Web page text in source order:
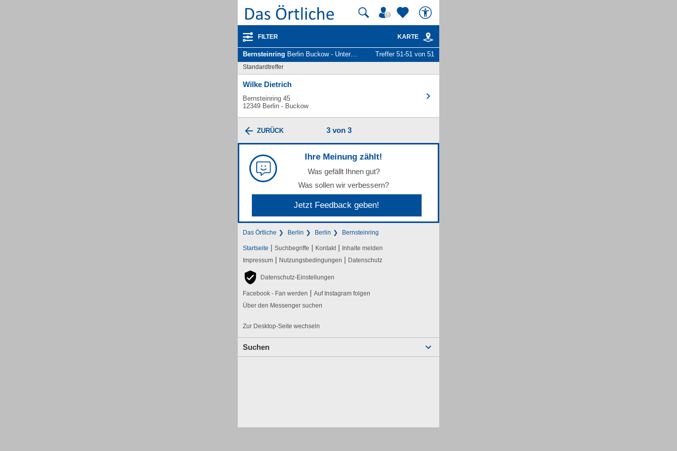
FILTER KARTE
Bernsteinring Berlin Buckow - Unternehmen und Personen Treffer 51-51 von 51
Standardtreffer
Wilke Dietrich
Bernsteinring 45
12349 Berlin - Buckow
ZURÜCK 3 von 3
Ihre Meinung zählt!
Was gefällt Ihnen gut?
Was sollen wir verbessern?
Jetzt Feedback geben!
Das Örtliche Berlin Berlin Bernsteinring
Startseite | Suchbegriffe | Kontakt | Inhalte melden
Impressum | Nutzungsbedingungen | Datenschutz
Datenschutz-Einstellungen
Facebook - Fan werden | Auf Instagram folgen
Über den Messenger suchen
Zur Desktop-Seite wechseln
Suchen